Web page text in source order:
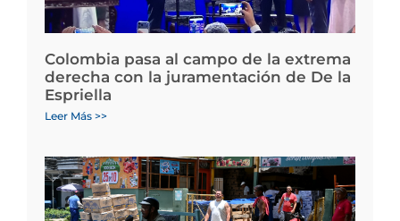
Colombia pasa al campo de la extrema
derecha con la juramentación de De la
Espriella
Leer Más >>